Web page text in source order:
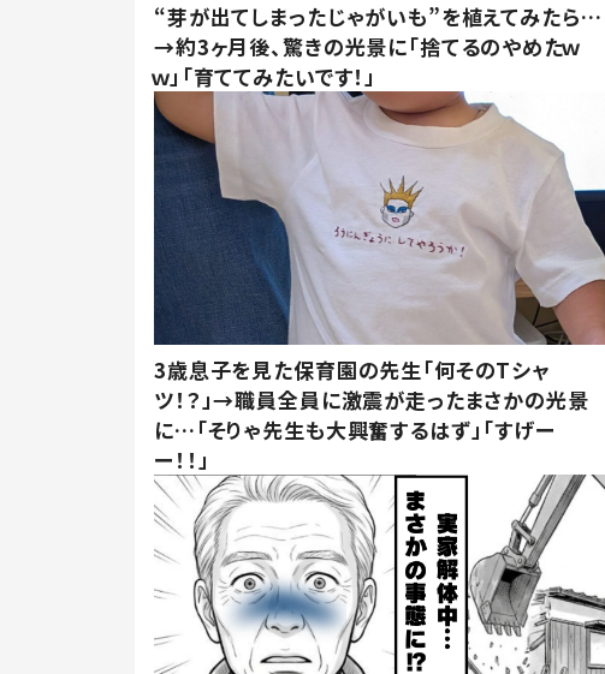
“芽が出てしまったじゃがいも”を植えてみたら…
→約3ヶ月後、驚きの光景に「捨てるのやめたｗ
ｗ」「育ててみたいです！」
3歳息子を見た保育園の先生「何そのTシャ
ツ！？」→職員全員に激震が走ったまさかの光景
に…「そりゃ先生も大興奮するはず」「すげー
ー！！」